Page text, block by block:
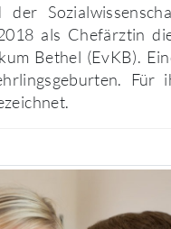
der
als Chefärztin
Bethel (EvKB).
Für